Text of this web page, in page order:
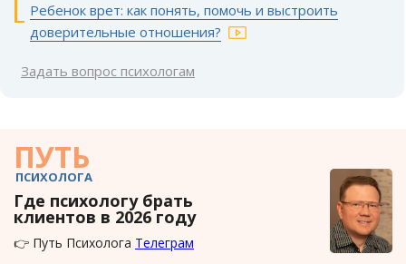
Ребенок врет: как понять, помочь и выстроить
доверительные отношения?
Задать вопрос психологам
ПУТЬ
ПСИХОЛОГА
Где психологу брать
клиентов в 2026 году
👉 Путь Психолога Телеграм